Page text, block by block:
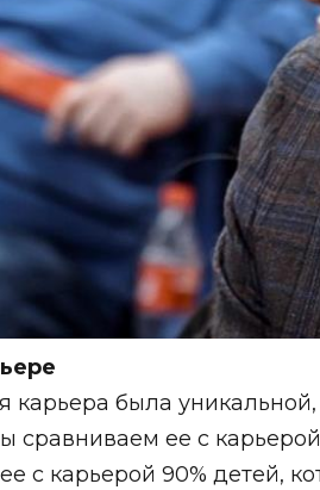
была
сравниваем ее с
с карьерой 90% детей,